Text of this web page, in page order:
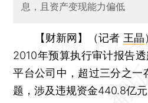
息，且资产变现能力偏低
【财新网】（记者 王晶
2010年预算执行审计报告
平台公司中，超过三分之一
题，涉及违规资金440.8亿元